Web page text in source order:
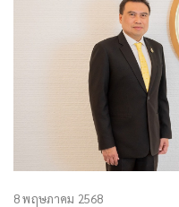
8 พฤษภาคม 2568